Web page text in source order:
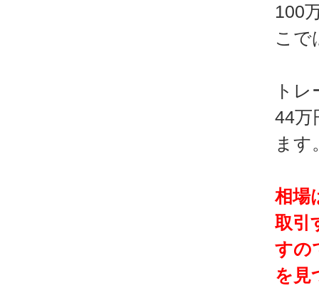
100
こで
ト
44万
ます
相場
取引
すの
を見